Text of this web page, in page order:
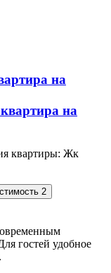
на
квартиры: Жк
2
гостей удобное